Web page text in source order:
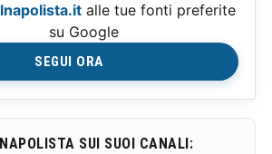
alle tue fonti preferite
su Google
SEGUI ORA
SUI SUOI CANALI: